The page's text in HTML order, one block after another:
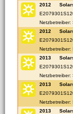
2012
Netzbetreiber:
2012
Netzbetreiber:
2013
Netzbetreiber:
2013
Netzbetreiber:
2013